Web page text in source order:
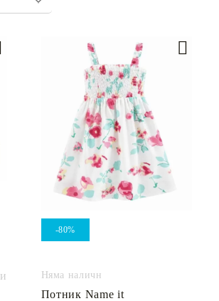
-80%
Няма наличност
Потник Name it